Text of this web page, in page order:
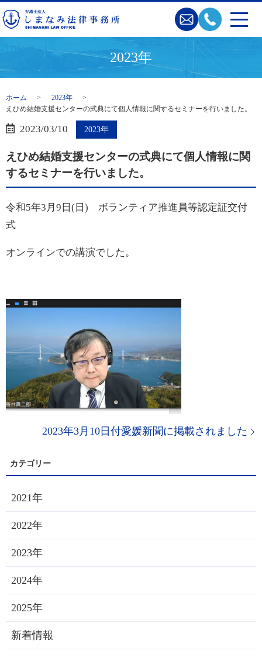
2023年
ホーム
2023年
えひめ結婚支援センターの式典にて個人情報に関するセミナーを行いました。
2023/03/10 2023年
えひめ結婚支援センターの式典にて個人情報に関
するセミナーを行いました。
令和5年3月9日(日) ボランティア推進員等認定証交付
式
オンラインでの講演でした。
2023年3月10日付愛媛新聞に掲載されました
2021年
2022年
2023年
2024年
2025年
新着情報